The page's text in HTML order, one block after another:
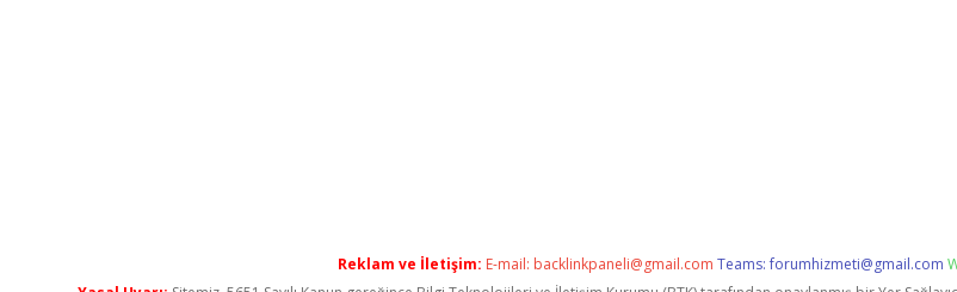
Reklam ve İletişim: E-mail: backlinkpaneli@gmail.com Teams:forumhizmeti@gmail.com